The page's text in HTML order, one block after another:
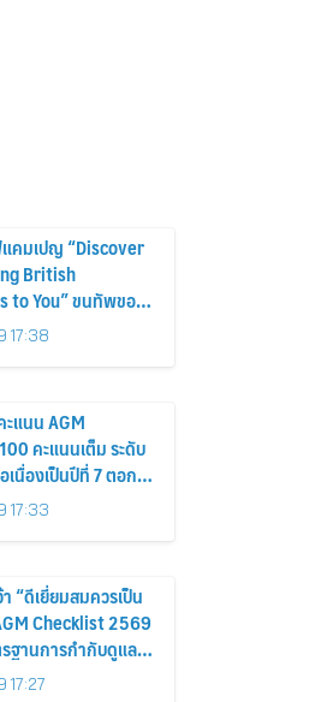
คมเปญ “Discover
British
to You” ขนทัพของ
มฮิตจากสหราช
ตรงถึงมือตั้งแต่วัน
17:38
ะแนน AGM
คะแนนเต็ม ระดับ
เนื่องเป็นปีที่ 7 ตอกย้ำ
กิจตามหลักธรรมาภิ
สร้างความเชื่อมั่นผู้
17:33
“ดีเยี่ยมสมควรเป็น
Checklist 2569
ฐานการกำกับดูแล
17:27